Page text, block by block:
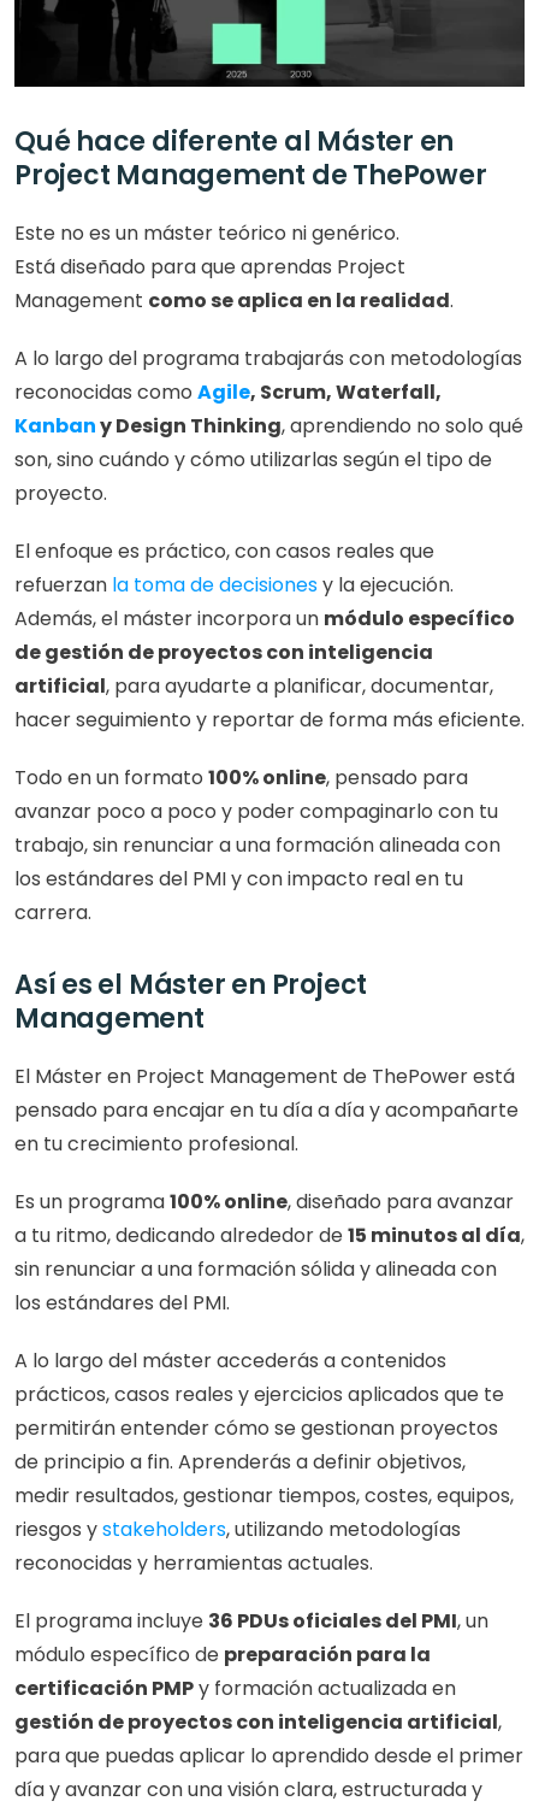
Qué hace diferente al Máster en
Project Management de ThePower
Este no es un máster teórico ni genérico.
Está diseñado para que aprendas Project
Management como se aplica en la realidad.
A lo largo del programa trabajarás con metodologías
reconocidas como Agile
Kanban y Design Thinking, aprendiendo no solo qué
son, sino cuándo y cómo utilizarlas según el tipo de
proyecto.
El enfoque es práctico, con casos reales que
refuerzan la toma de decisiones y la ejecución.
Además, el máster incorpora un módulo específico
de gestión de proyectos con inteligencia
artificial, para ayudarte a planificar, documentar,
hacer seguimiento y reportar de forma más eficiente.
Todo en un formato 100% online, pensado para
avanzar poco a poco y poder compaginarlo con tu
trabajo, sin renunciar a una formación alineada con
los estándares del PMI y con impacto real en tu
carrera.
Así es el Máster en Project
Management
El Máster en Project Management de ThePower está
pensado para encajar en tu día a día y acompañarte
en tu crecimiento profesional.
Es un programa 100% online, diseñado para avanzar
a tu ritmo, dedicando alrededor de 15 minutos al día,
sin renunciar a una formación sólida y alineada con
los estándares del PMI.
A lo largo del máster accederás a contenidos
prácticos, casos reales y ejercicios aplicados que te
permitirán entender cómo se gestionan proyectos
de principio a fin. Aprenderás a definir objetivos,
medir resultados, gestionar tiempos, costes, equipos,
riesgos y stakeholders, utilizando metodologías
reconocidas y herramientas actuales.
El programa incluye 36 PDUs oficiales del PMI, un
módulo específico de preparación para la
certificación PMP
gestión de proyectos con inteligencia artificial,
para que puedas aplicar lo aprendido desde el primer
día y avanzar con una visión clara, estructurada y